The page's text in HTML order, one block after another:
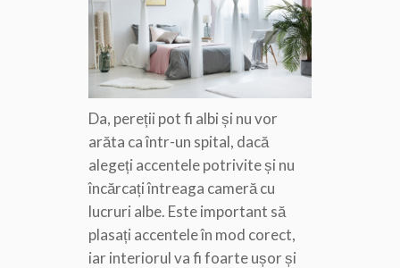
Da, pereții pot fi albi și nu vor
arăta ca într-un spital, dacă
alegeți accentele potrivite și nu
încărcați întreaga cameră cu
lucruri albe. Este important să
plasați accentele în mod corect,
iar interiorul va fi foarte ușor și